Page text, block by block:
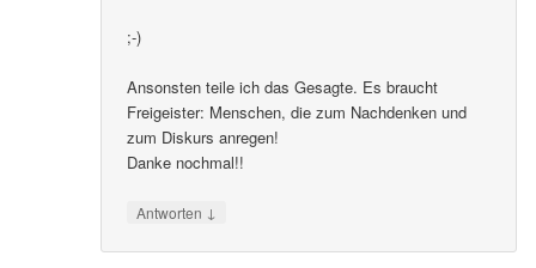
;-)
Ansonsten teile ich das Gesagte. Es braucht
Freigeister: Menschen, die zum Nachdenken und
zum Diskurs anregen!
Danke nochmal!!
Antworten ↓